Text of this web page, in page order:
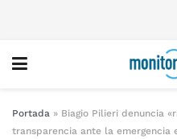
Portada » Biagio Pilieri denuncia
transparencia ante la emergencia